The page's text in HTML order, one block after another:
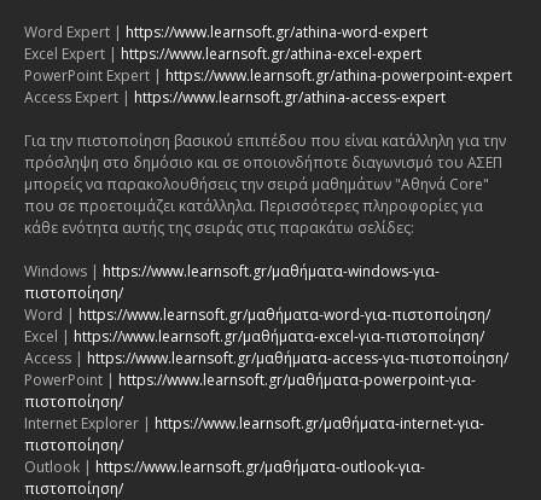
Word Expert | https://www.learnsoft.gr/athina-word-expert
Excel Expert | https://www.learnsoft.gr/athina-excel-expert
PowerPoint Expert | https://www.learnsoft.gr/athina-powerpoint-expert
Access Expert | https://www.learnsoft.gr/athina-access-expert
Για την πιστοποίηση βασικού επιπέδου που είναι κατάλληλη για την
πρόσληψη στο δημόσιο και σε οποιονδήποτε διαγωνισμό του ΑΣΕΠ
μπορείς να παρακολουθήσεις την σειρά μαθημάτων "Αθηνά Core"
που σε προετοιμάζει κατάλληλα. Περισσότερες πληροφορίες για
κάθε ενότητα αυτής της σειράς στις παρακάτω σελίδες:
Windows | https://www.learnsoft.gr/μαθήματα-windows-για-
πιστοποίηση/
Word | https://www.learnsoft.gr/μαθήματα-word-για-πιστοποίηση/
Excel | https://www.learnsoft.gr/μαθήματα-excel-για-πιστοποίηση/
Access | https://www.learnsoft.gr/μαθήματα-access-για-πιστοποίηση/
PowerPoint | https://www.learnsoft.gr/μαθήματα-powerpoint-για-
πιστοποίηση/
Internet Explorer | https://www.learnsoft.gr/μαθήματα-internet-για-
πιστοποίηση/
Outlook | https://www.learnsoft.gr/μαθήματα-outlook-για-
πιστοποίηση/